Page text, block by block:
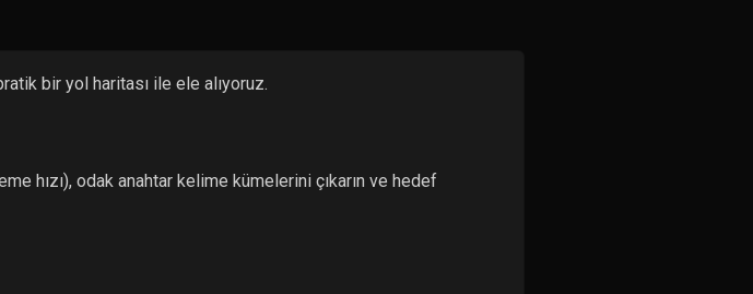
bir yol haritası ile ele alıyoruz.
hızı), odak anahtar kelime kümelerini çıkarın ve hedef